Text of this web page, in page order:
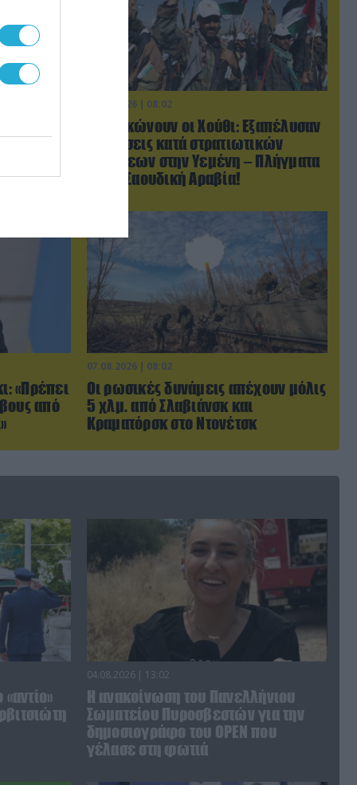
Τραμπ
07.08.2026 | 08:02
Κλιμακώνουν οι Χούθι: Eξαπέλυσαν
επιθέσεις κατά στρατιωτικών
δυνάμεων στην Υεμένη – Πλήγματα
& στη Σαουδική Αραβία!
«Πρέπει
από
07.08.2026 | 08:02
Οι ρωσικές δυνάμεις απέχουν μόλις
5 χλμ. από Σλαβιάνσκ και
Κραματόρσκ στο Ντονέτσκ
04.08.2026 | 13:02
Η ανακοίνωση του Πανελλήνιου
Σωματείου Πυροσβεστών για την
δημοσιογράφο του OPEN που
γέλασε στη φωτιά